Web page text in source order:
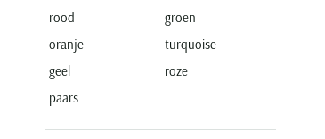
rood
groen
oranje
turquoise
geel
roze
paars